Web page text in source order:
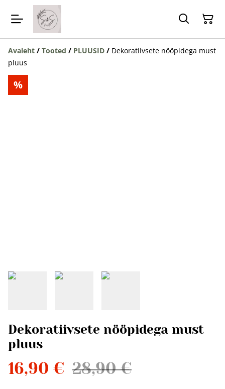
Avaleht / Tooted / PLUUSID / Dekoratiivsete nööpidega must
pluus
%
Dekoratiivsete nööpidega must
pluus
16,90 € 28,90 €